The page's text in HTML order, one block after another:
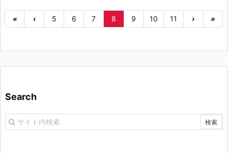
« ‹ 5 6 7 8 9 10 11 › »
Search